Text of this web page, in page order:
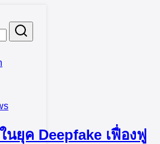
นยุค Deepfake เฟื่องฟู